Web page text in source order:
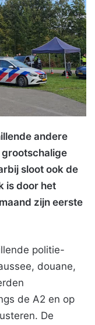
andere
sloot ook de
is door het
zijn eerste
politie-
douane,
de A2 en op
De